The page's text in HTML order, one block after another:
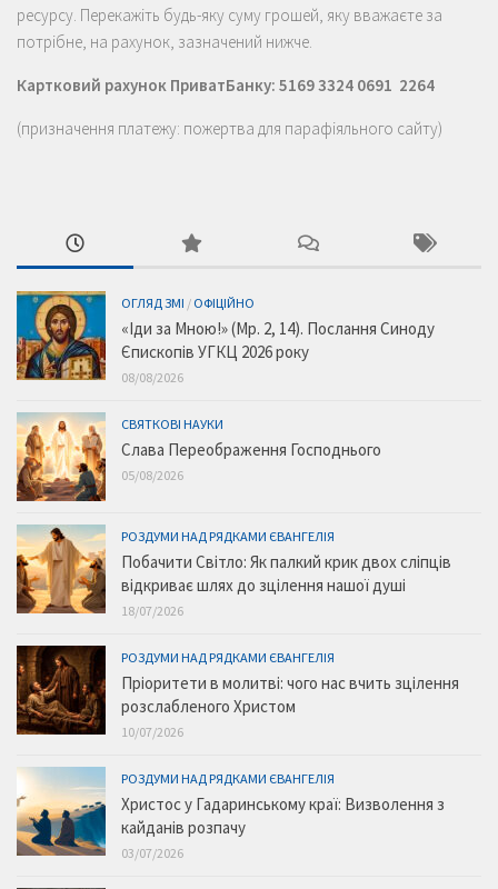
ресурсу. Перекажіть будь-яку суму грошей, яку вважаєте за
потрібне, на рахунок, зазначений нижче.
Картковий рахунок ПриватБанку: 5169 3324 0691 2264
(призначення платежу: пожертва для парафіяльного сайту)
ОГЛЯД ЗМІ / ОФІЦІЙНО
«Іди за Мною!» (Мр. 2, 14). Послання Синоду
Єпископів УГКЦ 2026 року
08/08/2026
СВЯТКОВІ НАУКИ
Слава Переображення Господнього
05/08/2026
РОЗДУМИ НАД РЯДКАМИ ЄВАНГЕЛІЯ
Побачити Світло: Як палкий крик двох сліпців
відкриває шлях до зцілення нашої душі
18/07/2026
РОЗДУМИ НАД РЯДКАМИ ЄВАНГЕЛІЯ
Пріоритети в молитві: чого нас вчить зцілення
розслабленого Христом
10/07/2026
РОЗДУМИ НАД РЯДКАМИ ЄВАНГЕЛІЯ
Христос у Гадаринському краї: Визволення з
кайданів розпачу
03/07/2026